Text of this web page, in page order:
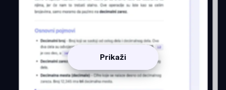
Prikaži